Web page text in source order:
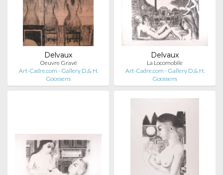
Delvaux
Oeuvre Gravé
Art-Cadre.com - Gallery D.& H.
Goossens
Delvaux
La Locomobile
Art-Cadre.com - Gallery D.& H.
Goossens